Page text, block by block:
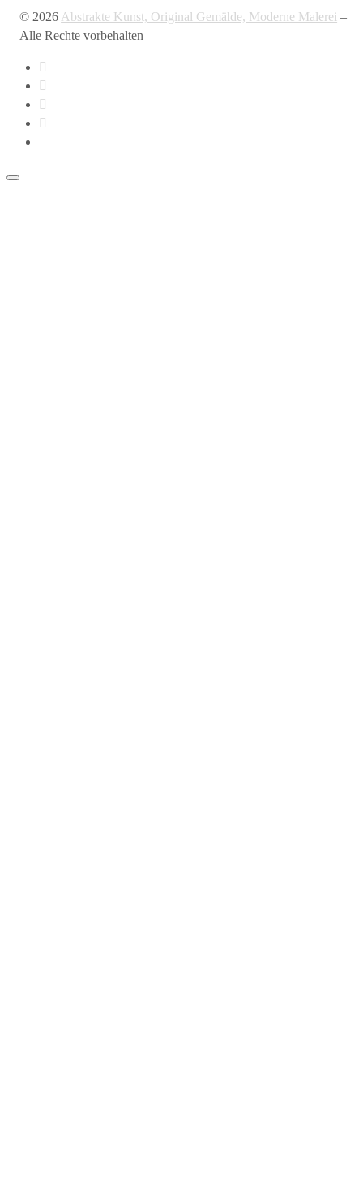
© 2026 Abstrakte Kunst, Original Gemälde, Moderne Malerei –
Alle Rechte vorbehalten